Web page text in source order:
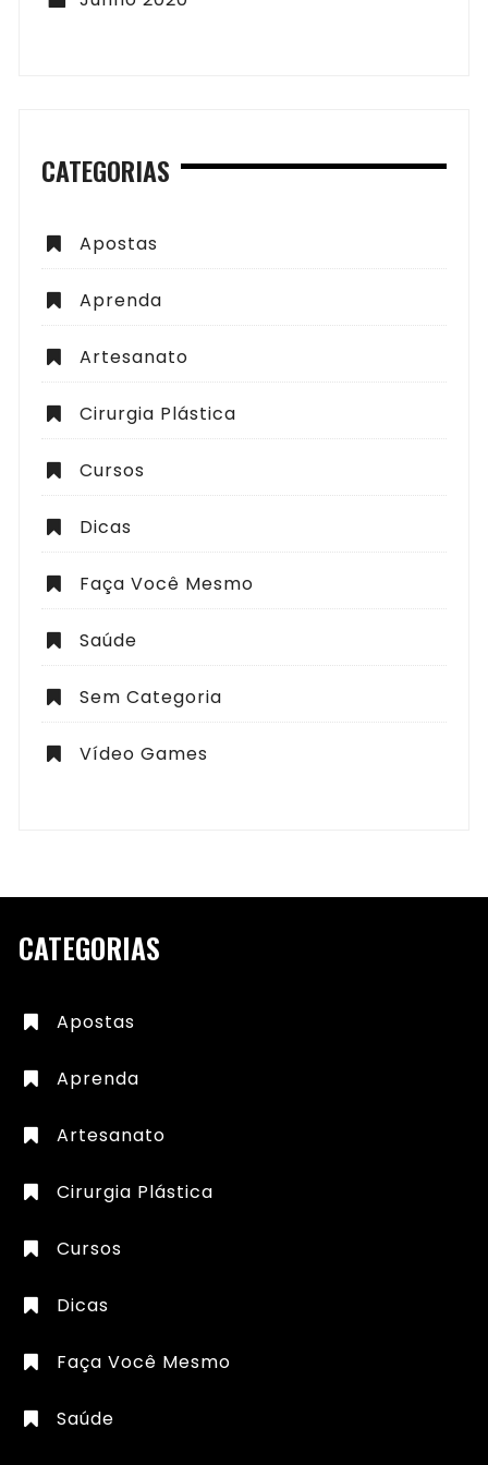
CATEGORIAS
Apostas
Aprenda
Artesanato
Cirurgia Plástica
Cursos
Dicas
Faça Você Mesmo
Saúde
Sem Categoria
Vídeo Games
CATEGORIAS
Apostas
Aprenda
Artesanato
Cirurgia Plástica
Cursos
Dicas
Faça Você Mesmo
Saúde